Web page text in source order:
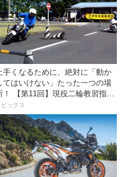
手くなるために、絶対に「動か
てはいけない」たった一つの場
！ 【第11回】現役二輪教習指導
YouTuberばくのライテク講座
ピックス